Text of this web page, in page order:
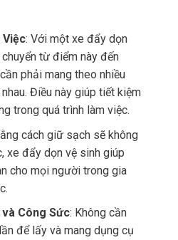
Việc: Với một xe đẩy dọn
từ điểm này đến
phải mang theo nhiều
Điều này giúp tiết kiệm
trong quá trình làm việc.
cách giữ sạch sẽ không
xe đẩy dọn vệ sinh giúp
cho mọi người trong gia
Công Sức: Không cần
để lấy và mang dụng cụ